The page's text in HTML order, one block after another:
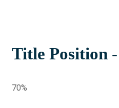
Title Position
70%